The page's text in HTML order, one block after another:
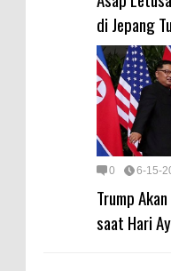
di Jepang
0 6-15-
Trump
saat Hari